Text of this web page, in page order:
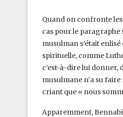
Quand on confronte les
cas pour le paragraphe
musulman s’était
spirituelle, comme
c’est-à-dire lui donner,
musulmane n’a su
criant que « nous
Apparemment,